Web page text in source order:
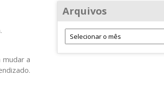
a
Arquivos